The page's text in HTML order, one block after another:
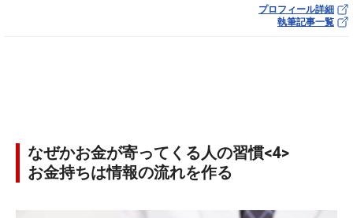
プロフィール詳細
執筆記事一覧
なぜかお金が寄ってくる人の習慣<4>
お金持ちは情報の流れを作る